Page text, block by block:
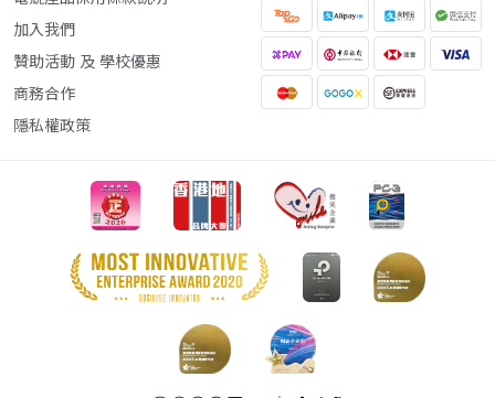
加入我們
贊助活動 及 學校優惠
商務合作
隱私權政策